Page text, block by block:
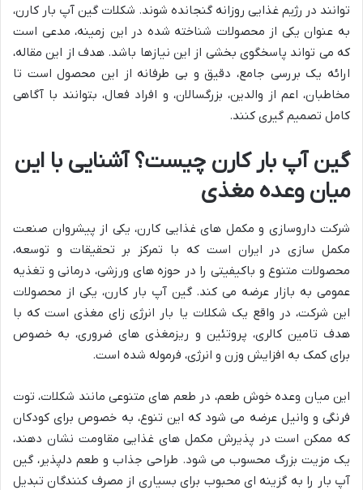
توانند در رژیم غذایی روزانه گنجانده شوند. شکلات گین آپ بار کارن،
به عنوان یکی از محصولات شناخته شده در این زمینه، مدعی است
که می تواند پاسخگوی بخشی از این نیازها باشد. هدف از این مقاله،
ارائه یک بررسی جامع، دقیق و بی طرفانه از این محصول است تا
مخاطبان، اعم از والدین، بزرگسالان، و افراد فعال، بتوانند با آگاهی
کامل تصمیم گیری کنند.
گین آپ بار کارن چیست؟ آشنایی با این
میان وعده مغذی
شرکت داروسازی و مکمل های غذایی کارن، یکی از پیشروان صنعت
مکمل سازی در ایران است که با تمرکز بر تحقیقات و توسعه،
محصولات متنوع و باکیفیتی را در حوزه های ورزشی، درمانی و تغذیه
عمومی به بازار عرضه می کند. گین آپ بار کارن، یکی از محصولات
این شرکت، در واقع یک شکلات یا بار انرژی زای مغذی است که با
هدف تامین کالری، پروتئین و ریزمغذی های ضروری، به خصوص
برای کمک به افزایش وزن و انرژی، فرموله شده است.
این میان وعده خوش طعم، در طعم های متنوعی مانند شکلات، توت
فرنگی و وانیل عرضه می شود که این تنوع، به خصوص برای کودکان
که ممکن است در پذیرش مکمل های غذایی مقاومت نشان دهند،
یک مزیت بزرگ محسوب می شود. طراحی جذاب و طعم دلپذیر، گین
آپ بار را به گزینه ای محبوب برای بسیاری از مصرف کنندگان تبدیل